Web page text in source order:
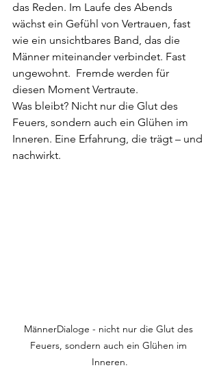
das Reden. Im Laufe des Abends
wächst ein Gefühl von Vertrauen, fast
wie ein unsichtbares Band, das die
Männer miteinander verbindet. Fast
ungewohnt.  Fremde werden für
diesen Moment Vertraute.
Was bleibt? Nicht nur die Glut des
Feuers, sondern auch ein Glühen im
Inneren. Eine Erfahrung, die trägt – und
nachwirkt.
MännerDialoge - nicht nur die Glut des
Feuers, sondern auch ein Glühen im
Inneren.